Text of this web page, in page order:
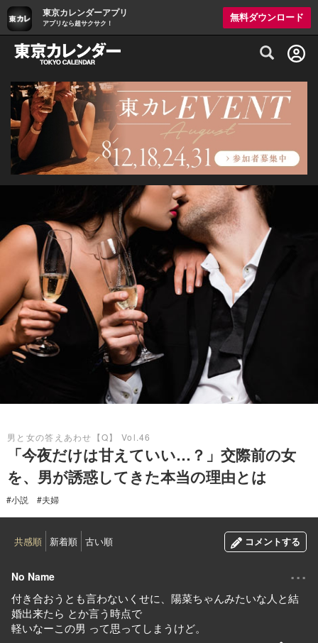
東京カレンダーアプリ
アプリなら超サクサク！
無料ダウンロード
グルメ情報・プレミアムレストラン予約
男と女の答えあわせ【Q】 Vol.46
「今夜だけは甘えていい…？」交際前の女
を、男が誘惑してきた本当の理由とは
#小説 #夫婦
共感順 新着順 古い順 コメントする
No Name ...
付き合おうとも言わないくせに、陽菜ちゃんみたいな人と結
婚出来たら とか言う時点で
軽いなーこの男 って思ってしまうけど。